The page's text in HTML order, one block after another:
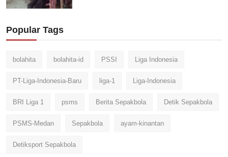
Popular Tags
bolahita bolahita-id PSSI Liga Indonesia
PT-Liga-Indonesia-Baru liga-1 Liga-Indonesia
BRI Liga 1 psms Berita Sepakbola Detik Sepakbola
PSMS-Medan Sepakbola ayam-kinantan
Detiksport Sepakbola